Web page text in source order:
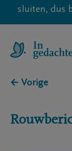
sluiten, dus
← Vorige